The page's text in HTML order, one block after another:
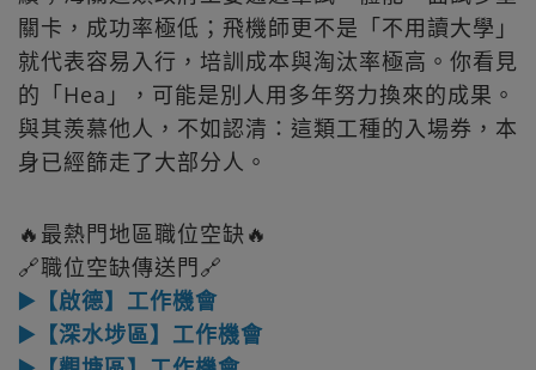
關卡，成功率極低；飛機師更不是「不用讀大學」
就代表容易入行，培訓成本與淘汰率極高。你看見
的「Hea」，可能是別人用多年努力換來的成果。
與其羨慕他人，不如認清：這類工種的入場券，本
身已經篩走了大部分人。
🔥最熱門地區職位空缺🔥
🔗職位空缺傳送門🔗
▶️【啟德】工作機會
▶️【深水埗區】工作機會